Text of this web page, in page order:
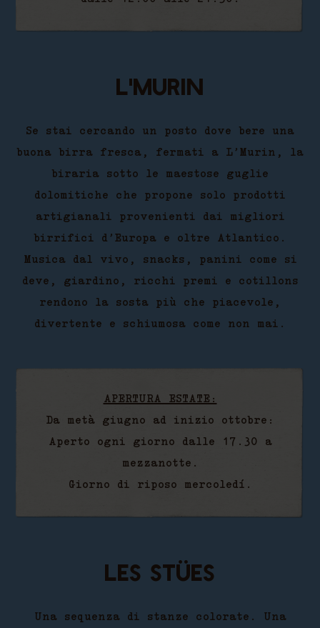
L'murin
Se stai cercando un posto dove bere una
buona birra fresca, fermati a L’Murin, la
biraria sotto le maestose guglie
dolomitiche che propone solo prodotti
artigianali provenienti dai migliori
birrifici d’Europa e oltre Atlantico.
Musica dal vivo, snacks, panini come si
deve, giardino, ricchi premi e cotillons
rendono la sosta più che piacevole,
divertente e schiumosa come non mai.
APERTURA ESTATE:
Da metà giugno ad inizio ottobre:
Aperto ogni giorno dalle 17.30 a
mezzanotte.
Giorno di riposo mercoledí.
Les stües
Una sequenza di stanze colorate. Una